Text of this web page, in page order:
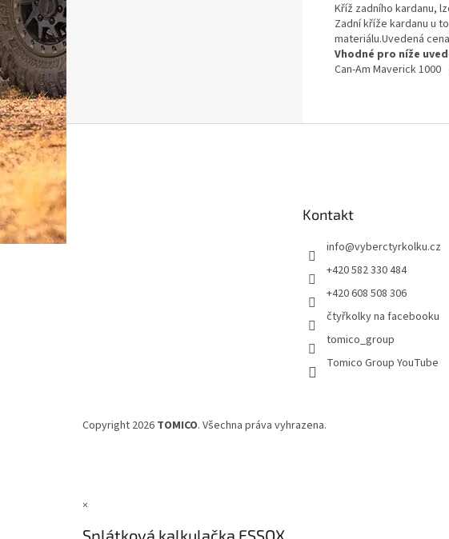
Kříž zadního kardanu,
Zadní kříže kardanu u
materiálu.Uvedená
Vhodné pro níže
Can-Am Maverick 1000
Z
á
p
a
t
í
Kontakt
info@vyberctyrkolku.cz
+420 582 330 484
+420 608 508 306
čtyřkolky na facebooku
tomico_group
Tomico Group YouTube
Copyright 2026 TOMICO. Všechna práva vyhrazena.
×